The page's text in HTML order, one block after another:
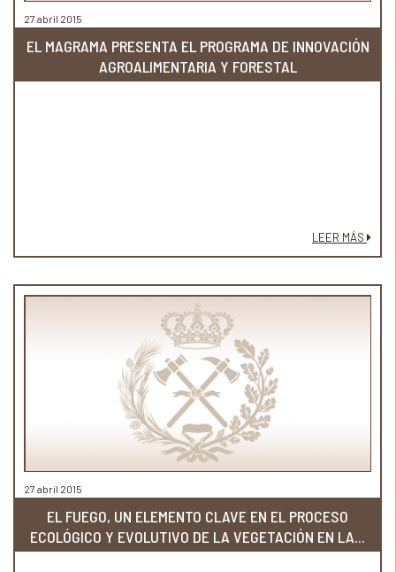
27 abril 2015
EL MAGRAMA PRESENTA EL PROGRAMA DE INNOVACIÓN
AGROALIMENTARIA Y FORESTAL
LEER MÁS
27 abril 2015
EL FUEGO, UN ELEMENTO CLAVE EN EL PROCESO
ECOLÓGICO Y EVOLUTIVO DE LA VEGETACIÓN EN LA...